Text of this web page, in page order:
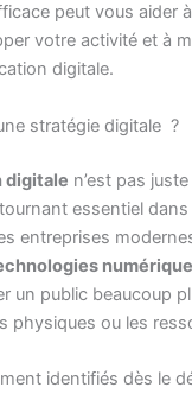
peut vous aider
votre activité et à
digitale.
stratégie digitale ?
digitale n’est pas
essentiel dans
entreprises
un public beaucoup
physiques ou les
identifiés dès le